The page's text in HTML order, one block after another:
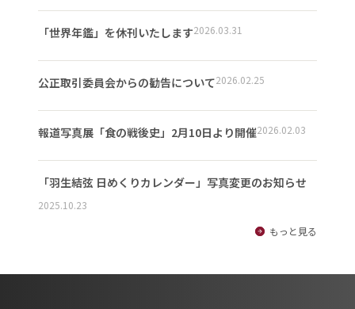
「世界年鑑」を休刊いたします2026.03.31
公正取引委員会からの勧告について2026.02.25
報道写真展「食の戦後史」2月10日より開催2026.02.03
「羽生結弦 日めくりカレンダー」写真変更のお知らせ
2025.10.23
もっと見る